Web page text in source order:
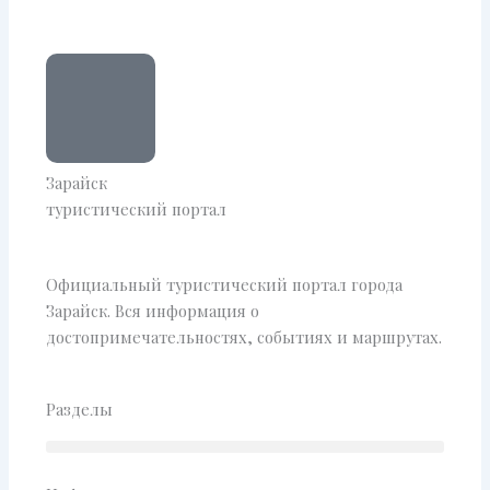
Зарайск
туристический портал
Официальный туристический портал города
Зарайск. Вся информация о
достопримечательностях, событиях и маршрутах.
Разделы